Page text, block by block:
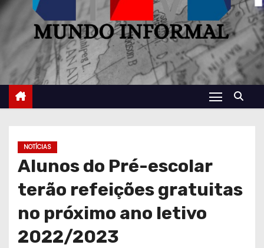
NOTÍCIAS
Alunos do Pré-escolar
terão refeições gratuitas
no próximo ano letivo
2022/2023